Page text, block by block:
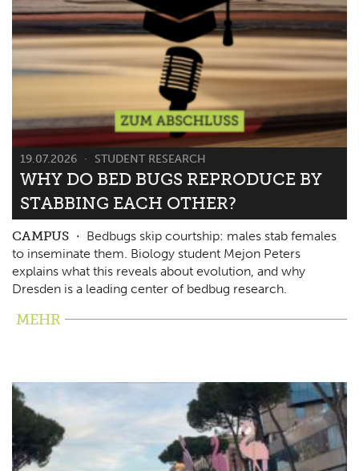
19.07.2026 STUDENT RESEARCH
WHY DO BED BUGS REPRODUCE BY
STABBING EACH OTHER?
CAMPUS
Bedbugs skip courtship: males stab females
to inseminate them. Biology student Mejon Peters
explains what this reveals about evolution, and why
Dresden is a leading center of bedbug research.
MEHR